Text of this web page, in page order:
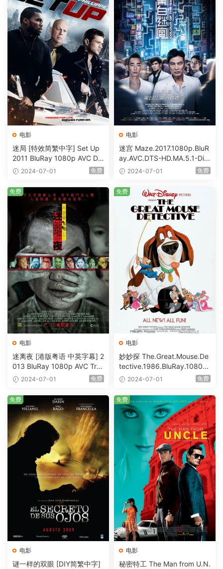
电影
迷局 [特效简繁中字] Set Up
2011 BluRay 1080p AVC DT
S-HD MA5.1-shhaclm@CHD
2024-07-01 免费
电影
迷宫 Maze.2017.1080p.BluR
ay.AVC.DTS-HD.MA.5.1-DiY
@HDHome [BDISO 19.7GB]
2024-07-01 免费
电影
迷离夜 [港版粤语 中英字幕] 2
013 BluRay 1080p AVC Tru
eHD5.1 [BDISO 22.64GB]
2024-07-01 免费
免费
电影
妙妙探 The.Great.Mouse.De
tective.1986.BluRay.1080p.
AVC.DTS-HD.MA.5.1-HDHo
2024-07-01 免费
免费
电影
谜一样的双眼 [DIY简繁中字]
免费
电影
秘密特工 The Man from U.N.
免费